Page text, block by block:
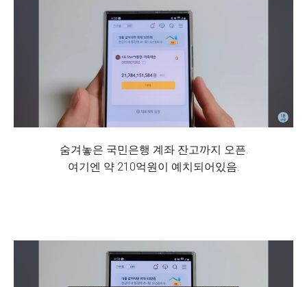
숨겨놓은 국민은행 계좌 잔고까지 오픈.
여기엔 약 210억원이 예치되어있음.